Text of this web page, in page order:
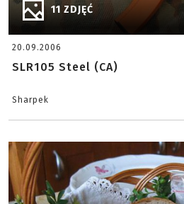
11 ZDJĘĆ
20.09.2006
SLR105 Steel (CA)
Sharpek